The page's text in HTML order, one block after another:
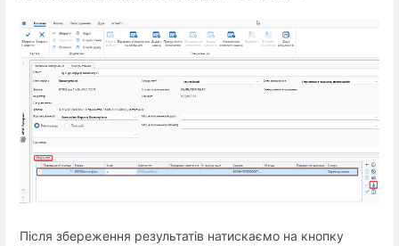
Після збереження результатів натискаємо на кнопку